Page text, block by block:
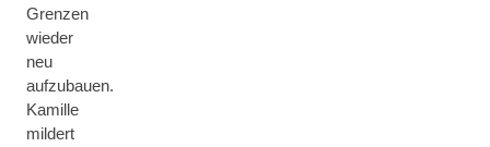
Grenzen
wieder
neu
aufzubauen.
Kamille
mildert